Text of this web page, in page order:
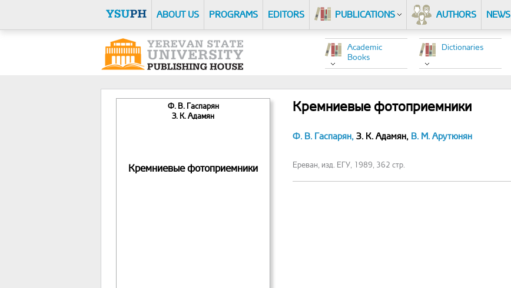
ABOUT US PROGRAMS EDITORS PUBLICATIONS AUTHORS NEWS
Dictionaries
Academic
Books
Ф. В. Гаспарян
З. К. Адамян
Кремниевые фотоприемники
Кремниевые фотоприемники
Ф. В. Гаспарян, З. К. Адамян, В. М. Арутюнян
Ереван, изд. ЕГУ, 1989, 362 стр.